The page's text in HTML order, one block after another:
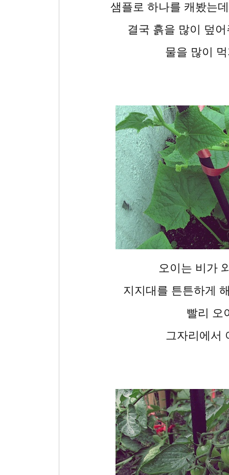
샘플로 하나를 캐봤는
결국 흙을 많이 덮
물을 많이
오이는 비가
지지대를 튼튼하게
빨리 오
그자리에서